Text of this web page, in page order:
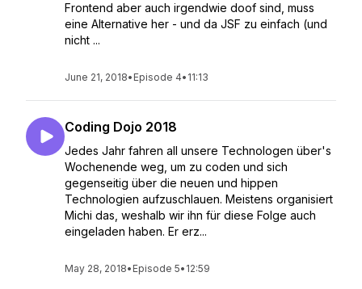
Frontend aber auch irgendwie doof sind, muss
eine Alternative her - und da JSF zu einfach (und
nicht ...
June 21, 2018• Episode 4• 11:13
Coding Dojo 2018
Jedes Jahr fahren all unsere Technologen über's
Wochenende weg, um zu coden und sich
gegenseitig über die neuen und hippen
Technologien aufzuschlauen. Meistens organisiert
Michi das, weshalb wir ihn für diese Folge auch
eingeladen haben. Er erz...
May 28, 2018• Episode 5• 12:59